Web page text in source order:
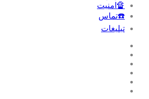
🔏امنیت
☎️تماس
تبلیغات‌